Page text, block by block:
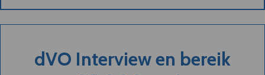
dVO Interview en bereik